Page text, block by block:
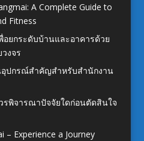
A Complete Guide to
Fitness
อยกระดับบ้านและอาคารด้วย
งจร
อุปกรณ์สำคัญสำหรับสำนักงาน
พิจารณาปัจจัยใดก่อนตัดสินใจ
– Experience a Journey